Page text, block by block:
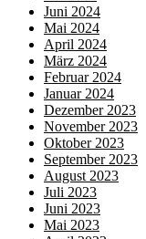
Juni 2024
Mai 2024
April 2024
März 2024
Februar 2024
Januar 2024
Dezember 2023
November 2023
Oktober 2023
September 2023
August 2023
Juli 2023
Juni 2023
Mai 2023